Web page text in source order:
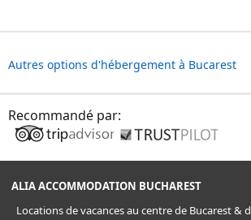
Autres options d'hébergement à Bucarest
Recommandé par:
ALIA ACCOMMODATION BUCHAREST
Locations de vacances au centre de Bucarest &